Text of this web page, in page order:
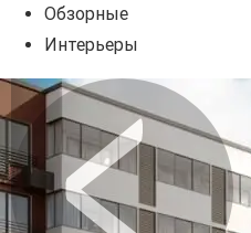
Обзорные
Интерьеры